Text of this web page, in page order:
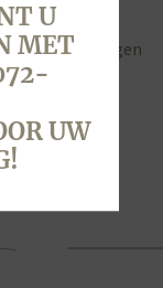
aan winkelwagen
U
MET
UW